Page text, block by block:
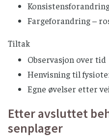
Fargeforandring –
Tiltak
Observasjon over tid
Henvisning til
Egne øvelser etter
Etter avsluttet
senplager